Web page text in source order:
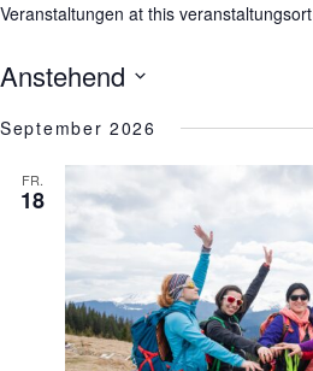
Veranstaltungen at this veranstaltungsort
Anstehend
wählen.
September 2026
FR.
18